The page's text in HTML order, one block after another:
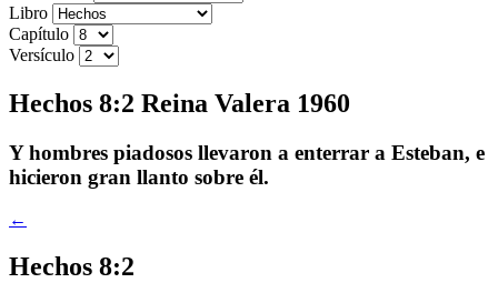
Libro
Capítulo
Versículo
Hechos 8:2 Reina Valera 1960
Y hombres piadosos llevaron a enterrar a Esteban, e
hicieron gran llanto sobre él.
←
Hechos 8:2